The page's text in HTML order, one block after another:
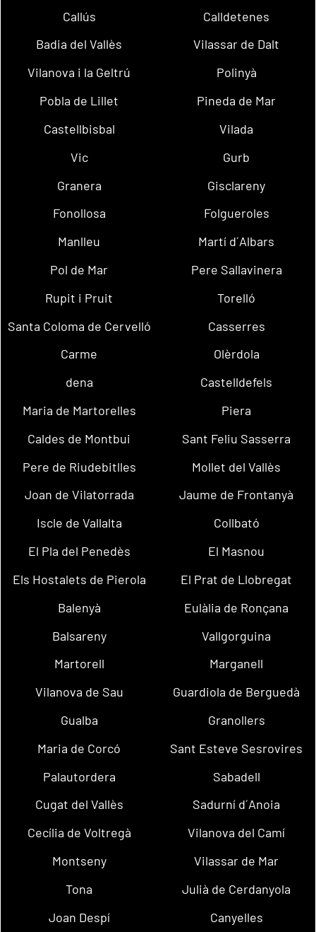
Callús
Calldetenes
Badia del Vallès
Vilassar de Dalt
Vilanova i la Geltrú
Polinyà
Pobla de Lillet
Pineda de Mar
Castellbisbal
Vilada
Vic
Gurb
Granera
Gisclareny
Fonollosa
Folgueroles
Manlleu
Martí d´Albars
Pol de Mar
Pere Sallavinera
Rupit i Pruit
Torelló
Santa Coloma de Cervelló
Casserres
Carme
Olèrdola
dena
Castelldefels
Maria de Martorelles
Piera
Caldes de Montbui
Sant Feliu Sasserra
Pere de Riudebitlles
Mollet del Vallès
Joan de Vilatorrada
Jaume de Frontanyà
Iscle de Vallalta
Collbató
El Pla del Penedès
El Masnou
Els Hostalets de Pierola
El Prat de Llobregat
Balenyà
Eulàlia de Ronçana
Balsareny
Vallgorguina
Martorell
Marganell
Vilanova de Sau
Guardiola de Berguedà
Gualba
Granollers
Maria de Corcó
Sant Esteve Sesrovires
Palautordera
Sabadell
Cugat del Vallès
Sadurní d´Anoia
Cecília de Voltregà
Vilanova del Camí
Montseny
Vilassar de Mar
Tona
Julià de Cerdanyola
Joan Despí
Canyelles